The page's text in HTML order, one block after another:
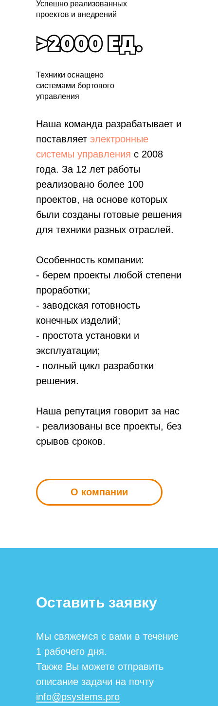
подключения.
Наша команда разрабатывает и
поставляет электронные
системы управления с 2008
года. За 12 лет работы
реализовано более 100
проектов, на основе которых
были созданы готовые решения
для техники разных отраслей.
Особенность компании:
- берем проекты любой степени
проработки;
- заводская готовность
конечных изделий;
- простота установки и
эксплуатации;
- полный цикл разработки
решения.
Наша репутация говорит за нас
- реализованы все проекты, без
срывов сроков.
Успешно реализованных
проектов и внедрений
Техники оснащено
системами бортового
управления
О компании
Оставить заявку
Мы свяжемся с вами в течение
1 рабочего дня.
Также Вы можете отправить
описание задачи на почту
info@psystems.pro